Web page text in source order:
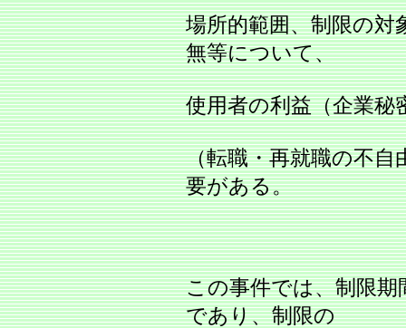
場所的範囲、制限の対
無等について、
使用者の利益（企業秘
（転職・再就職の不自
要がある。
この事件では、制限
であり、制限の